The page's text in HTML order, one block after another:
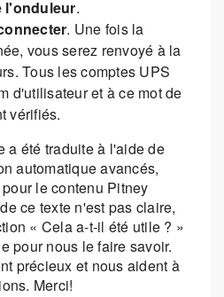
l'onduleur.
. Une fois la
vous serez renvoyé à la
Tous les comptes UPS
d'utilisateur et à ce mot de
vérifiés.
a été traduite à l'aide de
automatique avancés,
le contenu Pitney
ce texte n'est pas claire,
« Cela a-t-il été utile ? »
pour nous le faire savoir.
précieux et nous aident à
Merci!